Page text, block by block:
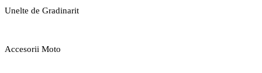
Unelte de Gradinarit
Accesorii Moto